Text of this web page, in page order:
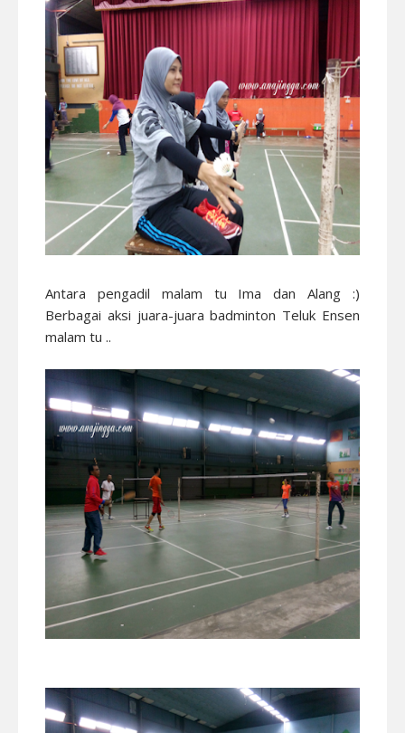
Antara pengadil malam tu Ima dan Alang :)
Berbagai aksi juara-juara badminton Teluk Ensen
malam tu ..